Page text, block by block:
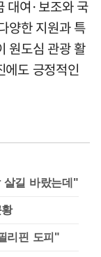
대여·보조와 국
양한 지원과 특
원도심 관광 활
에도 긍정적인
길 바랐는데"
리핀 도피"